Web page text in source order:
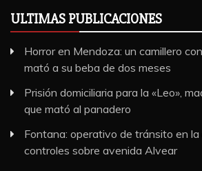
ULTIMAS PUBLICACIONES
Horror en Mendoza: un camillero
mató a su beba de dos meses
Prisión domiciliaria para la «Leo»,
que mató al panadero
Fontana: operativo de tránsito en la
controles sobre avenida Alvear